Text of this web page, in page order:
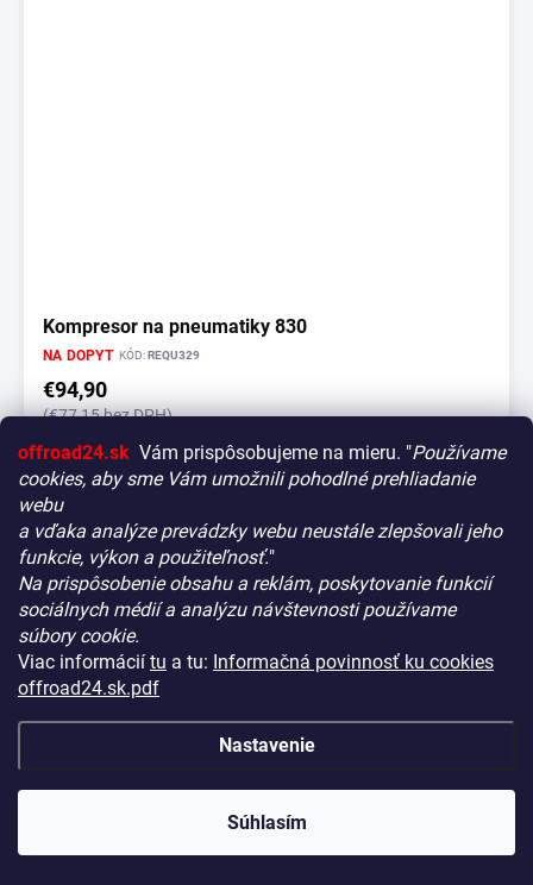
offroad24.sk Vám prispôsobujeme na mieru. "Používame
cookies, aby sme Vám umožnili pohodlné prehliadanie
webu
a vďaka analýze prevádzky webu neustále zlepšovali jeho
funkcie, výkon a použiteľnosť."
Na prispôsobenie obsahu a reklám, poskytovanie funkcií
sociálnych médií a analýzu návštevnosti používame
súbory cookie.
Viac informácií tu a tu: Informačná povinnosť ku cookies
offroad24.sk.pdf
Nastavenie
Súhlasím
Vitajte! Aby bolo hľadanie tých správnych dielov pre vaše
vozidlo čo najrýchlejšie a najpresnejšie, máme pre vás
malý tip:
Začnite výberom vášho vozidla– Týmto krokom si
zaistíte, že uvidíte len kompatibilné produkty.
filtre. Použite ich! Ušetria vám kopu času a pomôžu nájsť
presne to, čo hľadáte, behom sekúnd.
Kompresor na pneumatiky 830
NA DOPYT KÓD:REQU329
€94,90
(€77,15 bez DPH)
Detail